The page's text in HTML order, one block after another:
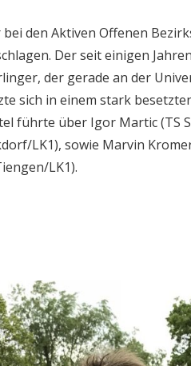
den Aktiven Offenen
Der seit einigen
der gerade an der
sich in einem stark
führte über Igor Martic (TS
LK1), sowie Marvin
LK1).